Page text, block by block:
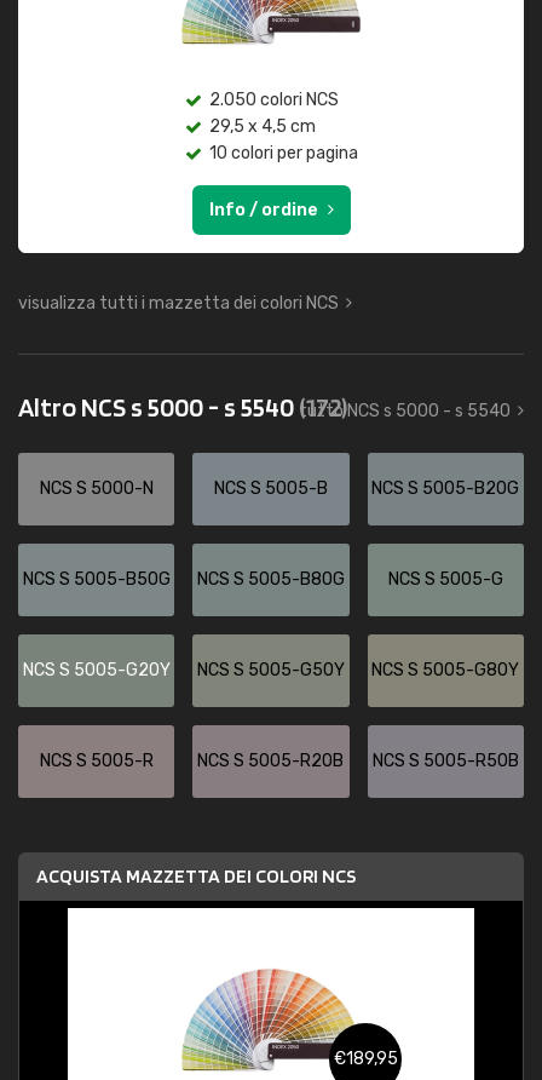
2.050 colori NCS
29,5 x 4,5 cm
10 colori per pagina
Info / ordine
visualizza tutti i mazzetta dei colori NCS
Altro NCS s 5000 - s 5540(172)
tutto NCS s 5000 - s 5540
NCS S 5000-N NCS S 5005-B NCS S 5005-B20G
NCS S 5005-B50G NCS S 5005-B80G NCS S 5005-G
NCS S 5005-G20Y NCS S 5005-G50Y NCS S 5005-G80Y
NCS S 5005-R NCS S 5005-R20B NCS S 5005-R50B
ACQUISTA MAZZETTA DEI COLORI NCS
€189,95